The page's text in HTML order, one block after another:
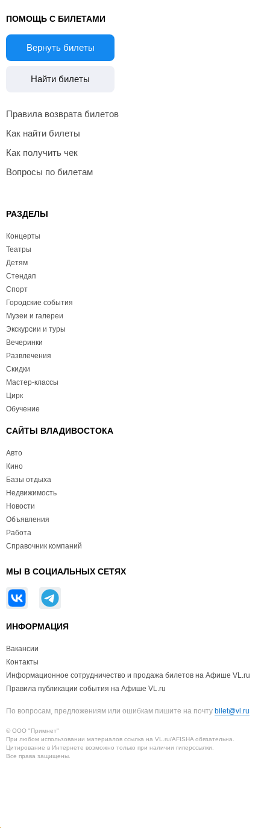
ПОМОЩЬ С БИЛЕТАМИ
Вернуть билеты
Найти билеты
Правила возврата билетов
Как найти билеты
Как получить чек
Вопросы по билетам
РАЗДЕЛЫ
Концерты
Театры
Детям
Стендап
Спорт
Городские события
Музеи и галереи
Экскурсии и туры
Вечеринки
Развлечения
Скидки
Мастер-классы
Цирк
Обучение
САЙТЫ ВЛАДИВОСТОКА
Авто
Кино
Базы отдыха
Недвижимость
Новости
Объявления
Работа
Справочник компаний
МЫ В СОЦИАЛЬНЫХ СЕТЯХ
ИНФОРМАЦИЯ
Вакансии
Контакты
Информационное сотрудничество и продажа билетов на Афише VL.ru
Правила публикации события на Афише VL.ru
По вопросам, предложениям или ошибкам пишите на почту bilet@vl.ru
© ООО "Примнет"
При любом использовании материалов ссылка на VL.ru/AFISHA обязательна.
Цитирование в Интернете возможно только при наличии гиперссылки.
Все права защищены.